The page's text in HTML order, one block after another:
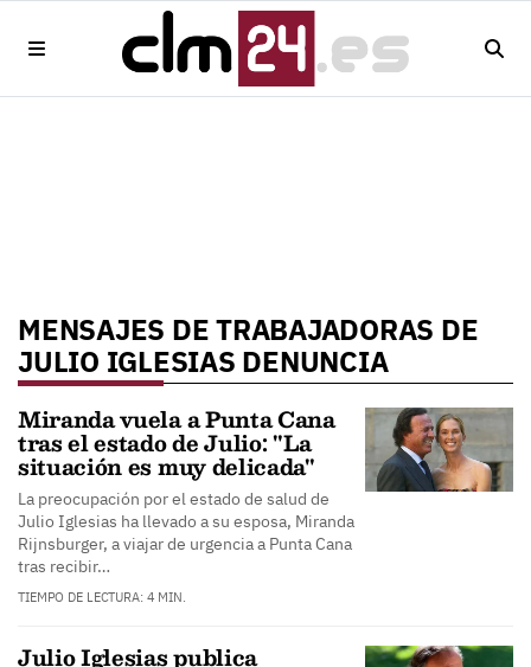
MENSAJES DE TRABAJADORAS DE
JULIO IGLESIAS DENUNCIA
Miranda vuela a Punta Cana
tras el estado de Julio: "La
situación es muy delicada"
La preocupación por el estado de salud de
Julio Iglesias ha llevado a su esposa, Miranda
Rijnsburger, a viajar de urgencia a Punta Cana
tras recibir…
TIEMPO DE LECTURA: 4 MIN.
Julio Iglesias publica